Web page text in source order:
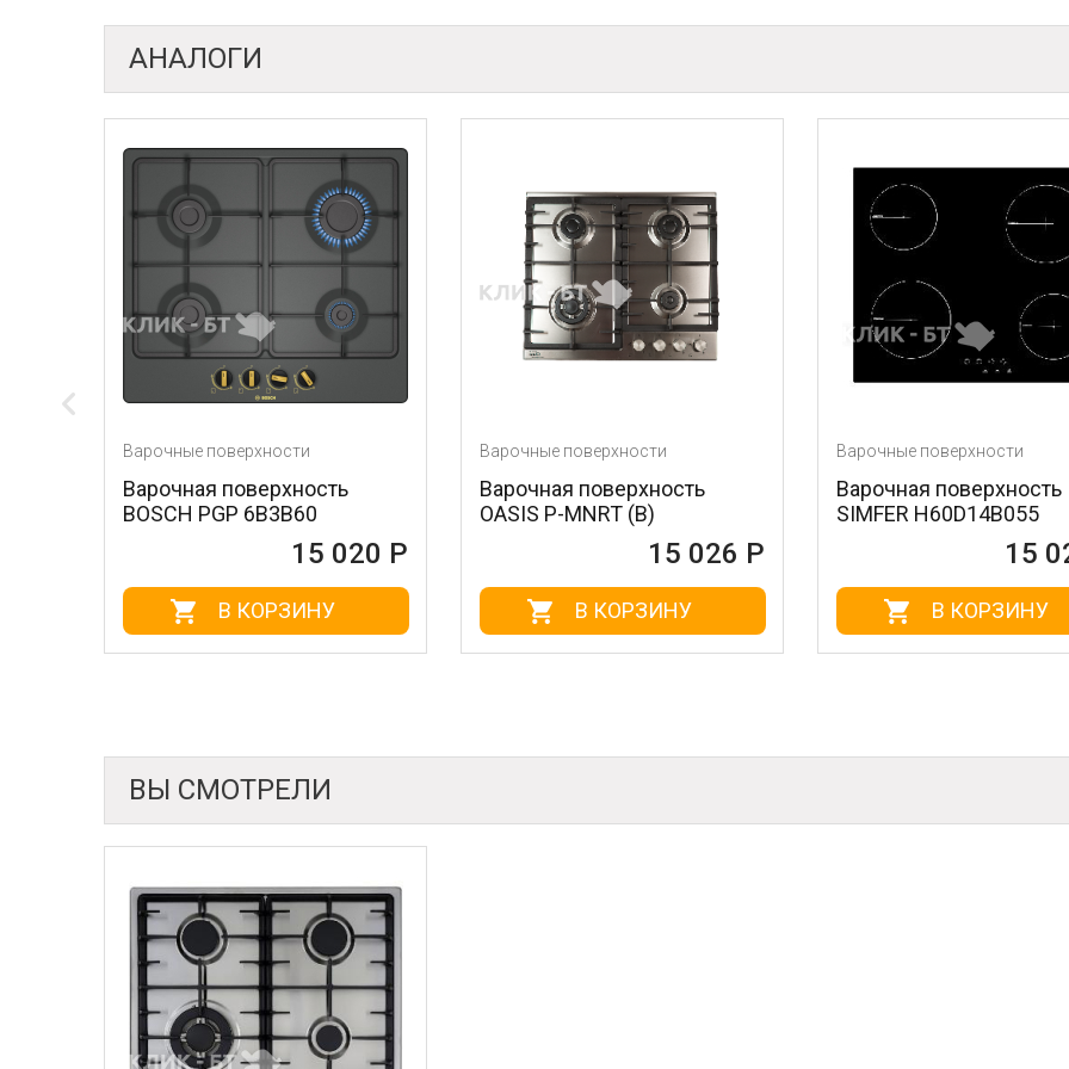
АНАЛОГИ
поверхности
поверхность
PGP 6B3B60
В КОРЗИНУ
Варочные поверхности
Варочная поверхность
OASIS P-MNRT (B)
В КОРЗИНУ
Варочные поверхности
Варочная поверхность
SIMFER H60D14B055
В КОРЗИНУ
IV
ВЫ СМОТРЕЛИ